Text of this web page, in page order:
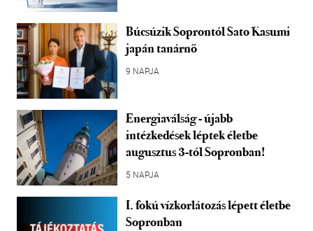
Búcsúzik Soprontól Sato Kasumi
japán tanárnő
9 NAPJA
Energiaválság - újabb
intézkedések léptek életbe
augusztus 3-tól Sopronban!
5 NAPJA
I. fokú vízkorlátozás lépett életbe
Sopronban